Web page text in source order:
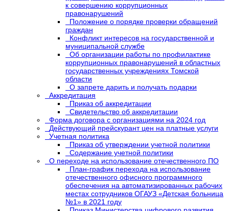
к совершению коррупционных
правонарушений
Положение о порядке проверки обращений
граждан
Конфликт интересов на государственной и
муниципальной службе
Об организации работы по профилактике
коррупционных правонарушений в областных
государственных учреждениях Томской
области
О запрете дарить и получать подарки
Аккредитация
Приказ об аккредитации
Свидетельство об аккредитации
Форма договора с организациями на 2024 год
Действующий прейскурант цен на платные услуги
Учетная политика
Приказ об утверждении учетной политики
Содержание учетной политики
О переходе на использование отечественного ПО
План-график перехода на использование
отечественного офисного программного
обеспечения на автоматизированных рабочих
местах сотрудников ОГАУЗ «Детская больница
№1» в 2021 году